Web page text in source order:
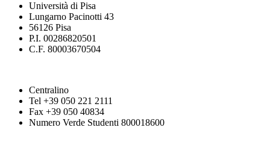
Università di Pisa
Lungarno Pacinotti 43
56126 Pisa
P.I. 00286820501
C.F. 80003670504
Centralino
Tel +39 050 221 2111
Fax +39 050 40834
Numero Verde Studenti 800018600